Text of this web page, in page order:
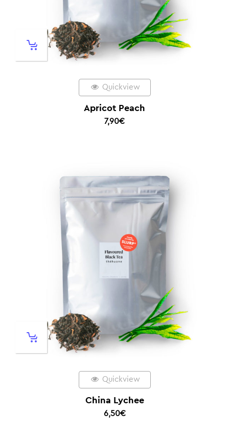
Quickview
Apricot Peach
7,90€
Quickview
China Lychee
6,50€